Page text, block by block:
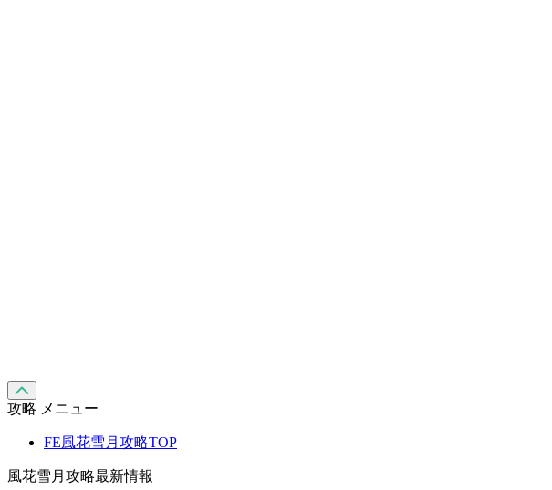
攻略 メニュー
FE風花雪月攻略TOP
風花雪月攻略最新情報